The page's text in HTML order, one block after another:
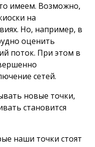
имеем. Возможно,
на
Но, например, в
оценить
поток. При этом в
сетей.
новые точки,
становится
наши точки стоят